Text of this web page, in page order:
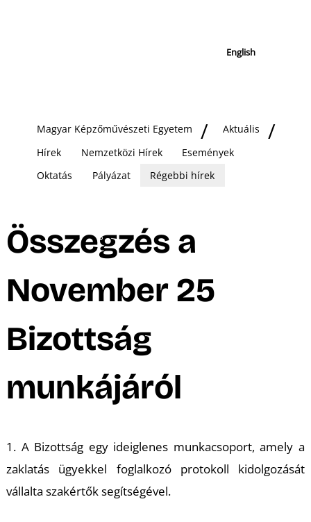
English
Magyar Képzőművészeti Egyetem
Aktuális
Hírek
Nemzetközi Hírek
Események
Oktatás
Pályázat Régebbi hírek
Összegzés a
November 25
Bizottság
munkájáról
1. A Bizottság egy ideiglenes munkacsoport, amely a
zaklatás ügyekkel foglalkozó protokoll kidolgozását
vállalta szakértők segítségével.